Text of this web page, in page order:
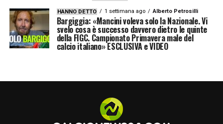
HANNO DETTO 1 settimana ago Alberto Petrosilli
Bargiggia: «Mancini voleva solo la Nazionale. Vi
svelo cosa è successo davvero dietro le quinte
della FIGC. Campionato Primavera male del
calcio italiano» ESCLUSIVA e VIDEO